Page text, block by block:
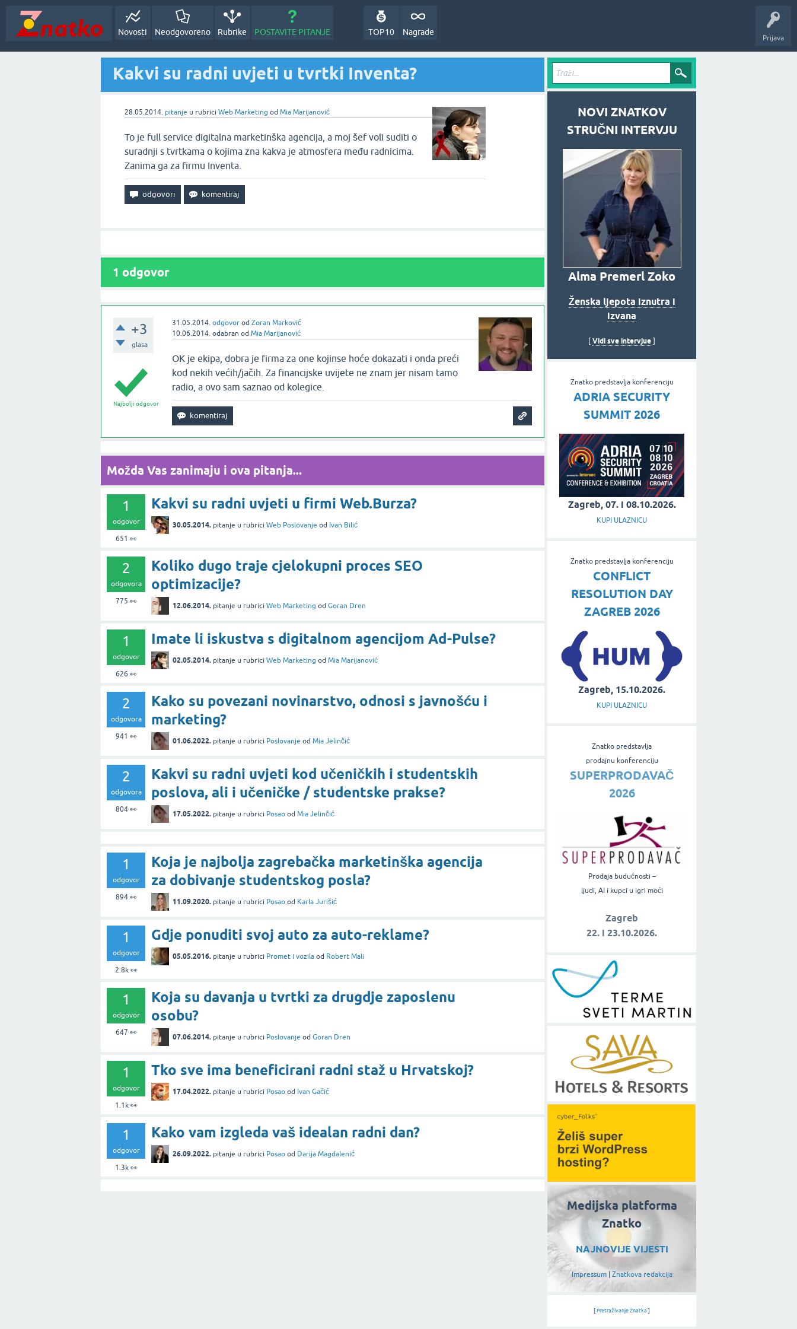
Prijava
Novosti Neodgovoreno Rubrike POSTAVITE PITANJE Nagrade
TOP10
Kakvi su radni uvjeti u tvrtki Inventa?
28.05.2014. pitanje u rubrici Web Marketing od Mia Marijanović
To je full service digitalna marketinška agencija, a moj šef voli suditi o
suradnji s tvrtkama o kojima zna kakva je atmosfera među radnicima.
Zanima ga za firmu Inventa.
1 odgovor
+3
glasa
31.05.2014. odgovor od Zoran Marković
10.06.2014. odabran od Mia Marijanović
Najbolji odgovor
OK je ekipa, dobra je firma za one kojinse hoće dokazati i onda preći
kod nekih većih/jačih. Za financijske uvijete ne znam jer nisam tamo
radio, a ovo sam saznao od kolegice.
Možda Vas zanimaju i ova pitanja...
1
odgovor
651 👀
Kakvi su radni uvjeti u firmi Web.Burza?
30.05.2014. pitanje u rubrici Web Poslovanje od Ivan Bilić
2
odgovora
775 👀
Koliko dugo traje cjelokupni proces SEO
optimizacije?
12.06.2014. pitanje u rubrici Web Marketing od Goran Dren
1
odgovor
626 👀
Imate li iskustva s digitalnom agencijom Ad-Pulse?
02.05.2014. pitanje u rubrici Web Marketing od Mia Marijanović
2
odgovora
941 👀
Kako su povezani novinarstvo, odnosi s javnošću i
marketing?
01.06.2022. pitanje u rubrici Poslovanje od Mia Jelinčić
2
odgovora
804👀
Kakvi su radni uvjeti kod učeničkih i studentskih
poslova, ali i učeničke / studentske prakse?
17.05.2022. pitanje u rubrici Posao od Mia Jelinčić
1
odgovor
894👀
Koja je najbolja zagrebačka marketinška agencija
za dobivanje studentskog posla?
11.09.2020. pitanje u rubrici Posao od Karla Jurišić
1
odgovor
2.8k👀
Gdje ponuditi svoj auto za auto-reklame?
05.05.2016. pitanje u rubrici Promet i vozila od Robert Mali
1
odgovor
647 👀
Koja su davanja u tvrtki za drugdje zaposlenu
osobu?
07.06.2014. pitanje u rubrici Poslovanje od Goran Dren
1
odgovor
1.1k👀
Tko sve ima beneficirani radni staž u Hrvatskoj?
17.04.2022. pitanje u rubrici Posao od Ivan Gačić
1
odgovor
1.3k👀
Kako vam izgleda vaš idealan radni dan?
26.09.2022. pitanje u rubrici Posao od Darija Magdalenić
NOVI ZNATKOV
STRUČNI INTERVJU
Alma Premerl Zoko
Ženska ljepota iznutra i
izvana
Vidi sve intervjue
Znatko predstavlja konferenciju
ADRIA SECURITY
SUMMIT 2026
Zagreb, 07. i 08.10.2026.
KUPI ULAZNICU
Znatko predstavlja konferenciju
CONFLICT
RESOLUTION DAY
ZAGREB 2026
Zagreb, 15.10.2026.
KUPI ULAZNICU
Znatko predstavlja
prodajnu konferenciju
SUPERPRODAVAČ
2026
Prodaja budućnosti –
ljudi, AI i kupci u igri moći
Zagreb
22. i 23.10.2026.
Medijska platforma
Znatko
NAJNOVIJE VIJESTI
Impressum| Znatkova redakcija
[ Pretraživanje Znatka ]